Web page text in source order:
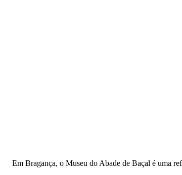
Em Bragança, o Museu do Abade de Baçal é uma